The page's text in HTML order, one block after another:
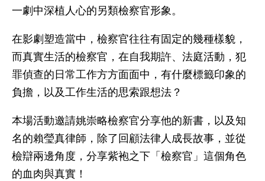
一劇中深植人心的另類檢察官形象。
在影劇塑造當中，檢察官往往有固定的幾種樣貌，
而真實生活的檢察官，在自我期許、法庭活動，犯
罪偵查的日常工作方方面面中，有什麼標籤印象的
負擔，以及工作生活的思索跟想法？
本場活動邀請姚崇略檢察官分享他的新書，以及知
名的賴瑩真律師，除了回顧法律人成長故事，並從
檢辯兩邊角度，分享紫袍之下「檢察官」這個角色
的血肉與真實！